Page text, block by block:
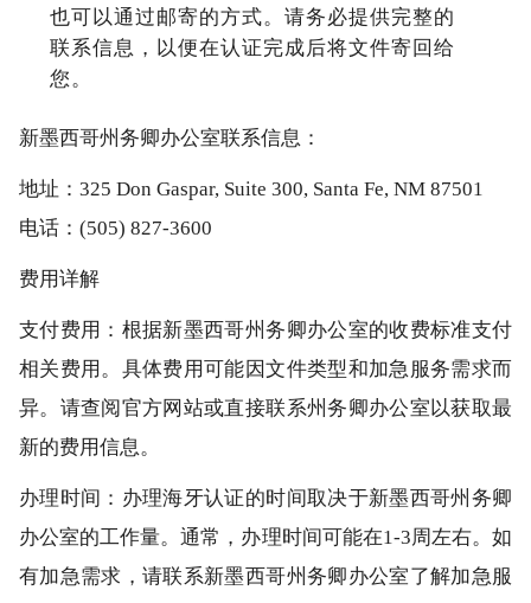
也可以通过邮寄的方式。请务必提供完整的
联系信息，以便在认证完成后将文件寄回给
您。
新墨西哥州务卿办公室联系信息：
地址：325 Don Gaspar, Suite 300, Santa Fe, NM 87501
电话：(505) 827-3600
费用详解
支付费用：根据新墨西哥州务卿办公室的收费标准支付
相关费用。具体费用可能因文件类型和加急服务需求而
异。请查阅官方网站或直接联系州务卿办公室以获取最
新的费用信息。
办理时间：办理海牙认证的时间取决于新墨西哥州务卿
办公室的工作量。通常，办理时间可能在1-3周左右。如
有加急需求，请联系新墨西哥州务卿办公室了解加急服